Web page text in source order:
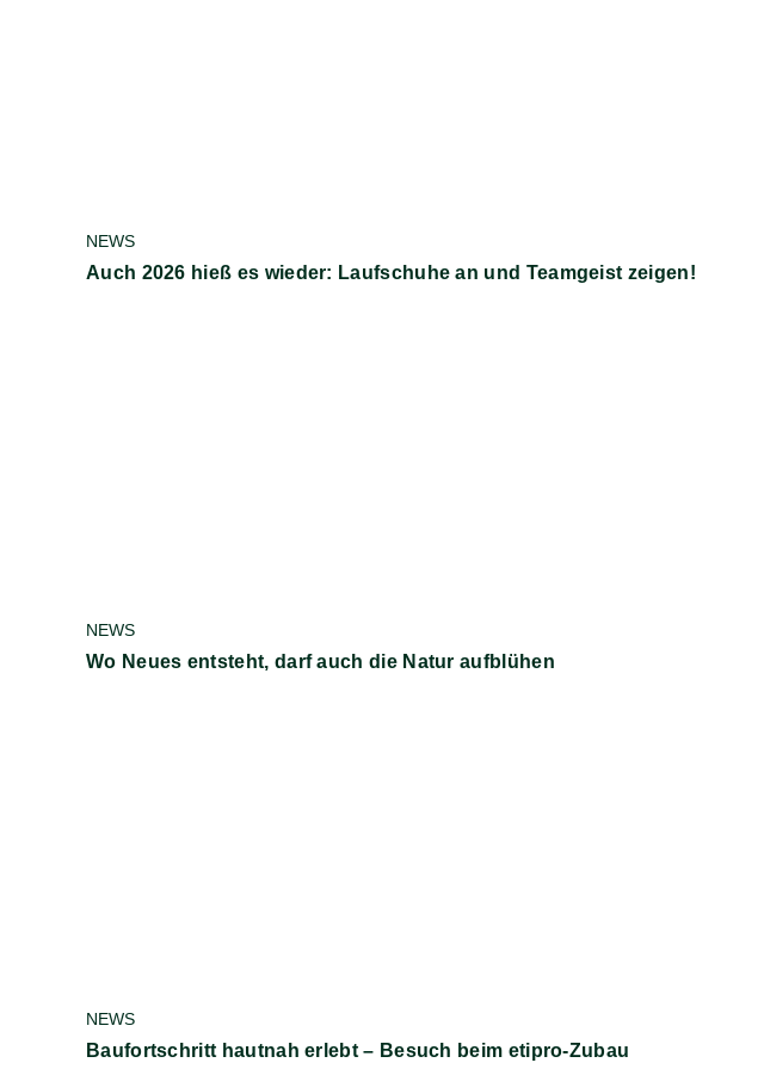
NEWS
Auch 2026 hieß es wieder: Laufschuhe an und Teamgeist zeigen!
NEWS
Wo Neues entsteht, darf auch die Natur aufblühen
NEWS
Baufortschritt hautnah erlebt – Besuch beim etipro-Zubau